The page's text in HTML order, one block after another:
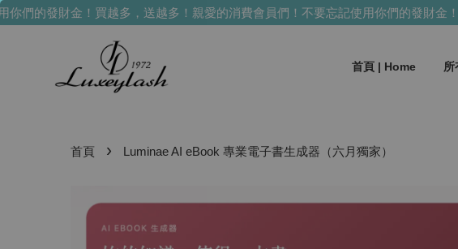
的發財金！買越多，送越多！親愛的消費會員們！不要忘記使用你們的發財金！買
首頁 | Home
首頁 › Luminae AI eBook 專業電子書生成器（六月獨家）